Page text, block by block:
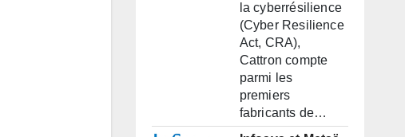
la cyberrésilience
(Cyber Resilience
Act, CRA),
Cattron compte
parmi les
premiers
fabricants de…